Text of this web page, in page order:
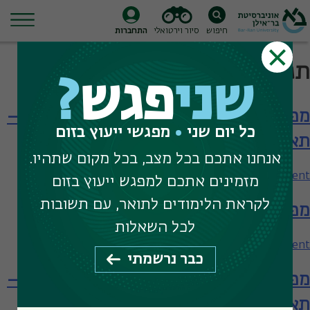
Skip
to
חיפוש סיור וירטואלי התחברות
תגית חיפוש:
מפגש עם המחלקה ללימודי המזרח התיכון –
תארים מתקדמים
Leave a Comment
on
עם
המחלקה
המזרח
התיכון
מפגש עם המחלקה ללימודי המזרח התיכון
Leave a Comment
on
מפגש
מפגש עם המחלקה ללימודי המזרח התיכון –
תארים מתקדמים
שניפגש?
כל יום שני מפגשי ייעוץ בזום
אנחנו אתכם בכל מצב, בכל מקום שתהיו.
מזמינים אתכם למפגש ייעוץ בזום
לקראת הלימודים לתואר, עם תשובות
לכל השאלות
כבר נרשמתי